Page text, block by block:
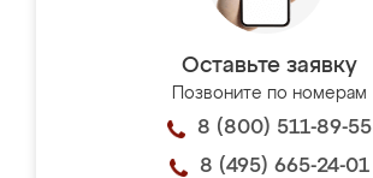
Оставьте заявку
Позвоните по номерам
8 (800) 511-89-55
8 (495) 665-24-01